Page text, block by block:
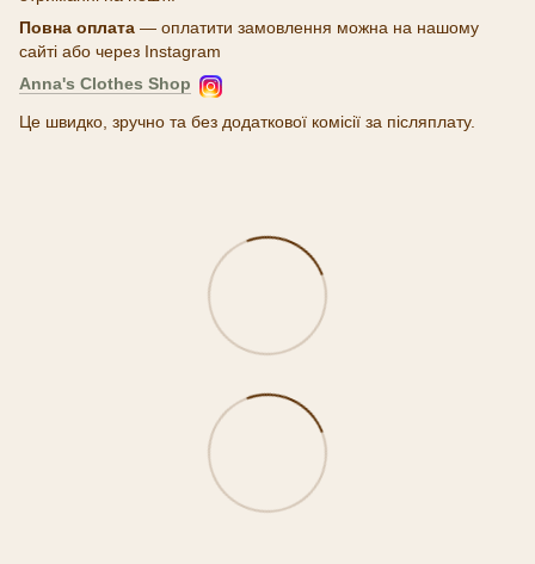
Повна оплата — оплатити замовлення можна на нашому
сайті або через Instagram
Anna's Clothes Shop
Це швидко, зручно та без додаткової комісії за післяплату.